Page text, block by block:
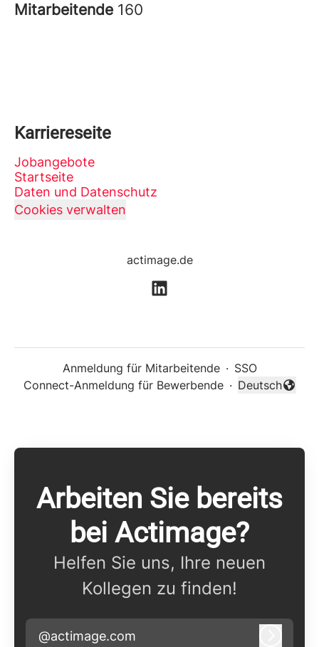
Mitarbeitende 160
Karriereseite
Jobangebote
Startseite
Daten und Datenschutz
Cookies verwalten
actimage.de
Anmeldung für Mitarbeitende · SSO
Connect-Anmeldung für Bewerbende ·
Sprache
Deutsch
Arbeiten Sie bereits
bei Actimage?
Helfen Sie uns, Ihre neuen
Kollegen zu finden!
@actimage.com